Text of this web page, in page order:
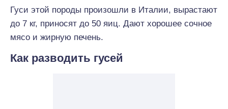
Гуси этой породы произошли в Италии, вырастают
до 7 кг, приносят до 50 яиц. Дают хорошее сочное
мясо и жирную печень.
Как разводить гусей